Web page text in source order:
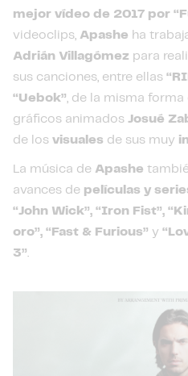
mejor vídeo de 2017 por
videoclips, Apashe ha
Adrián Villagómez para
sus canciones, entre ellas
“Uebok”, de la misma
gráficos animados Josué
de los visuales de sus muy
La música de Apashe
avances de películas y
“John Wick”, “Iron Fist”,
oro”, “Fast & Furious” y
3”.